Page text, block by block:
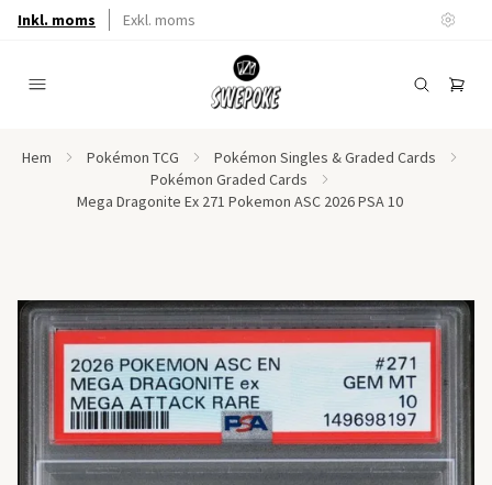
Inkl. moms Exkl. moms
Hem Pokémon TCG
Pokémon Singles & Graded Cards
Pokémon Graded Cards
Mega Dragonite Ex 271 Pokemon ASC 2026 PSA 10